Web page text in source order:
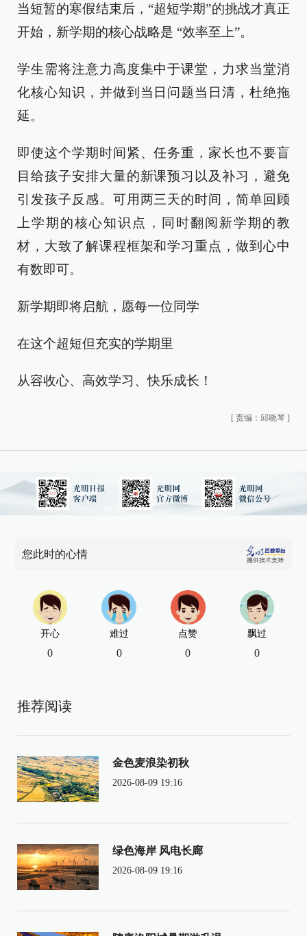
当短暂的寒假结束后，“超短学期”的挑战才真正
开始，新学期的核心战略是 “效率至上”。
学生需将注意力高度集中于课堂，力求当堂消
化核心知识，并做到当日问题当日清，杜绝拖
延。
即使这个学期时间紧、任务重，家长也不要盲
目给孩子安排大量的新课预习以及补习，避免
引发孩子反感。可用两三天的时间，简单回顾
上学期的核心知识点，同时翻阅新学期的教
材，大致了解课程框架和学习重点，做到心中
有数即可。
新学期即将启航，愿每一位同学
在这个超短但充实的学期里
从容收心、高效学习、快乐成长！
[ 责编：邱晓琴 ]
您此时的心情
开心
0
难过
0
点赞
0
飘过
0
推荐阅读
金色麦浪染初秋
2026-08-09 19:16
绿色海岸 风电长廊
2026-08-09 19:16